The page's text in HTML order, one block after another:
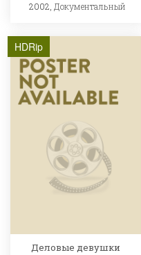
2002, Документальный
HDRip
Деловые девушки